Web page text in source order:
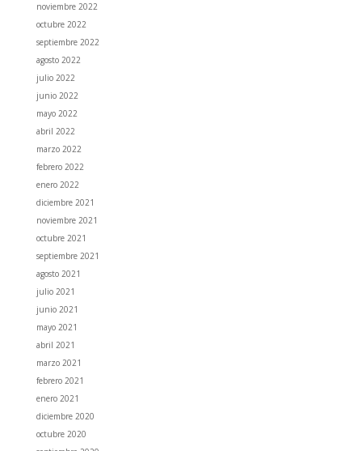
noviembre 2022
octubre 2022
septiembre 2022
agosto 2022
julio 2022
junio 2022
mayo 2022
abril 2022
marzo 2022
febrero 2022
enero 2022
diciembre 2021
noviembre 2021
octubre 2021
septiembre 2021
agosto 2021
julio 2021
junio 2021
mayo 2021
abril 2021
marzo 2021
febrero 2021
enero 2021
diciembre 2020
octubre 2020